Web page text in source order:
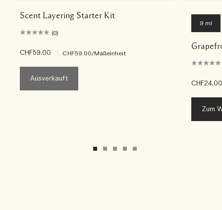
Scent Layering Starter Kit
(0)
CHF59.00 CHF59.00/Maßeinheit
Ausverkauft
9 ml
CHF24.00
Zum